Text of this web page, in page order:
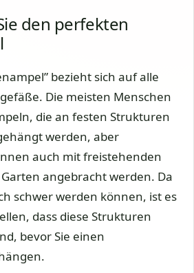
den perfekten
bezieht sich auf alle
Die meisten Menschen
die an festen Strukturen
werden, aber
auch mit freistehenden
angebracht werden. Da
schwer werden können, ist es
dass diese Strukturen
bevor Sie einen